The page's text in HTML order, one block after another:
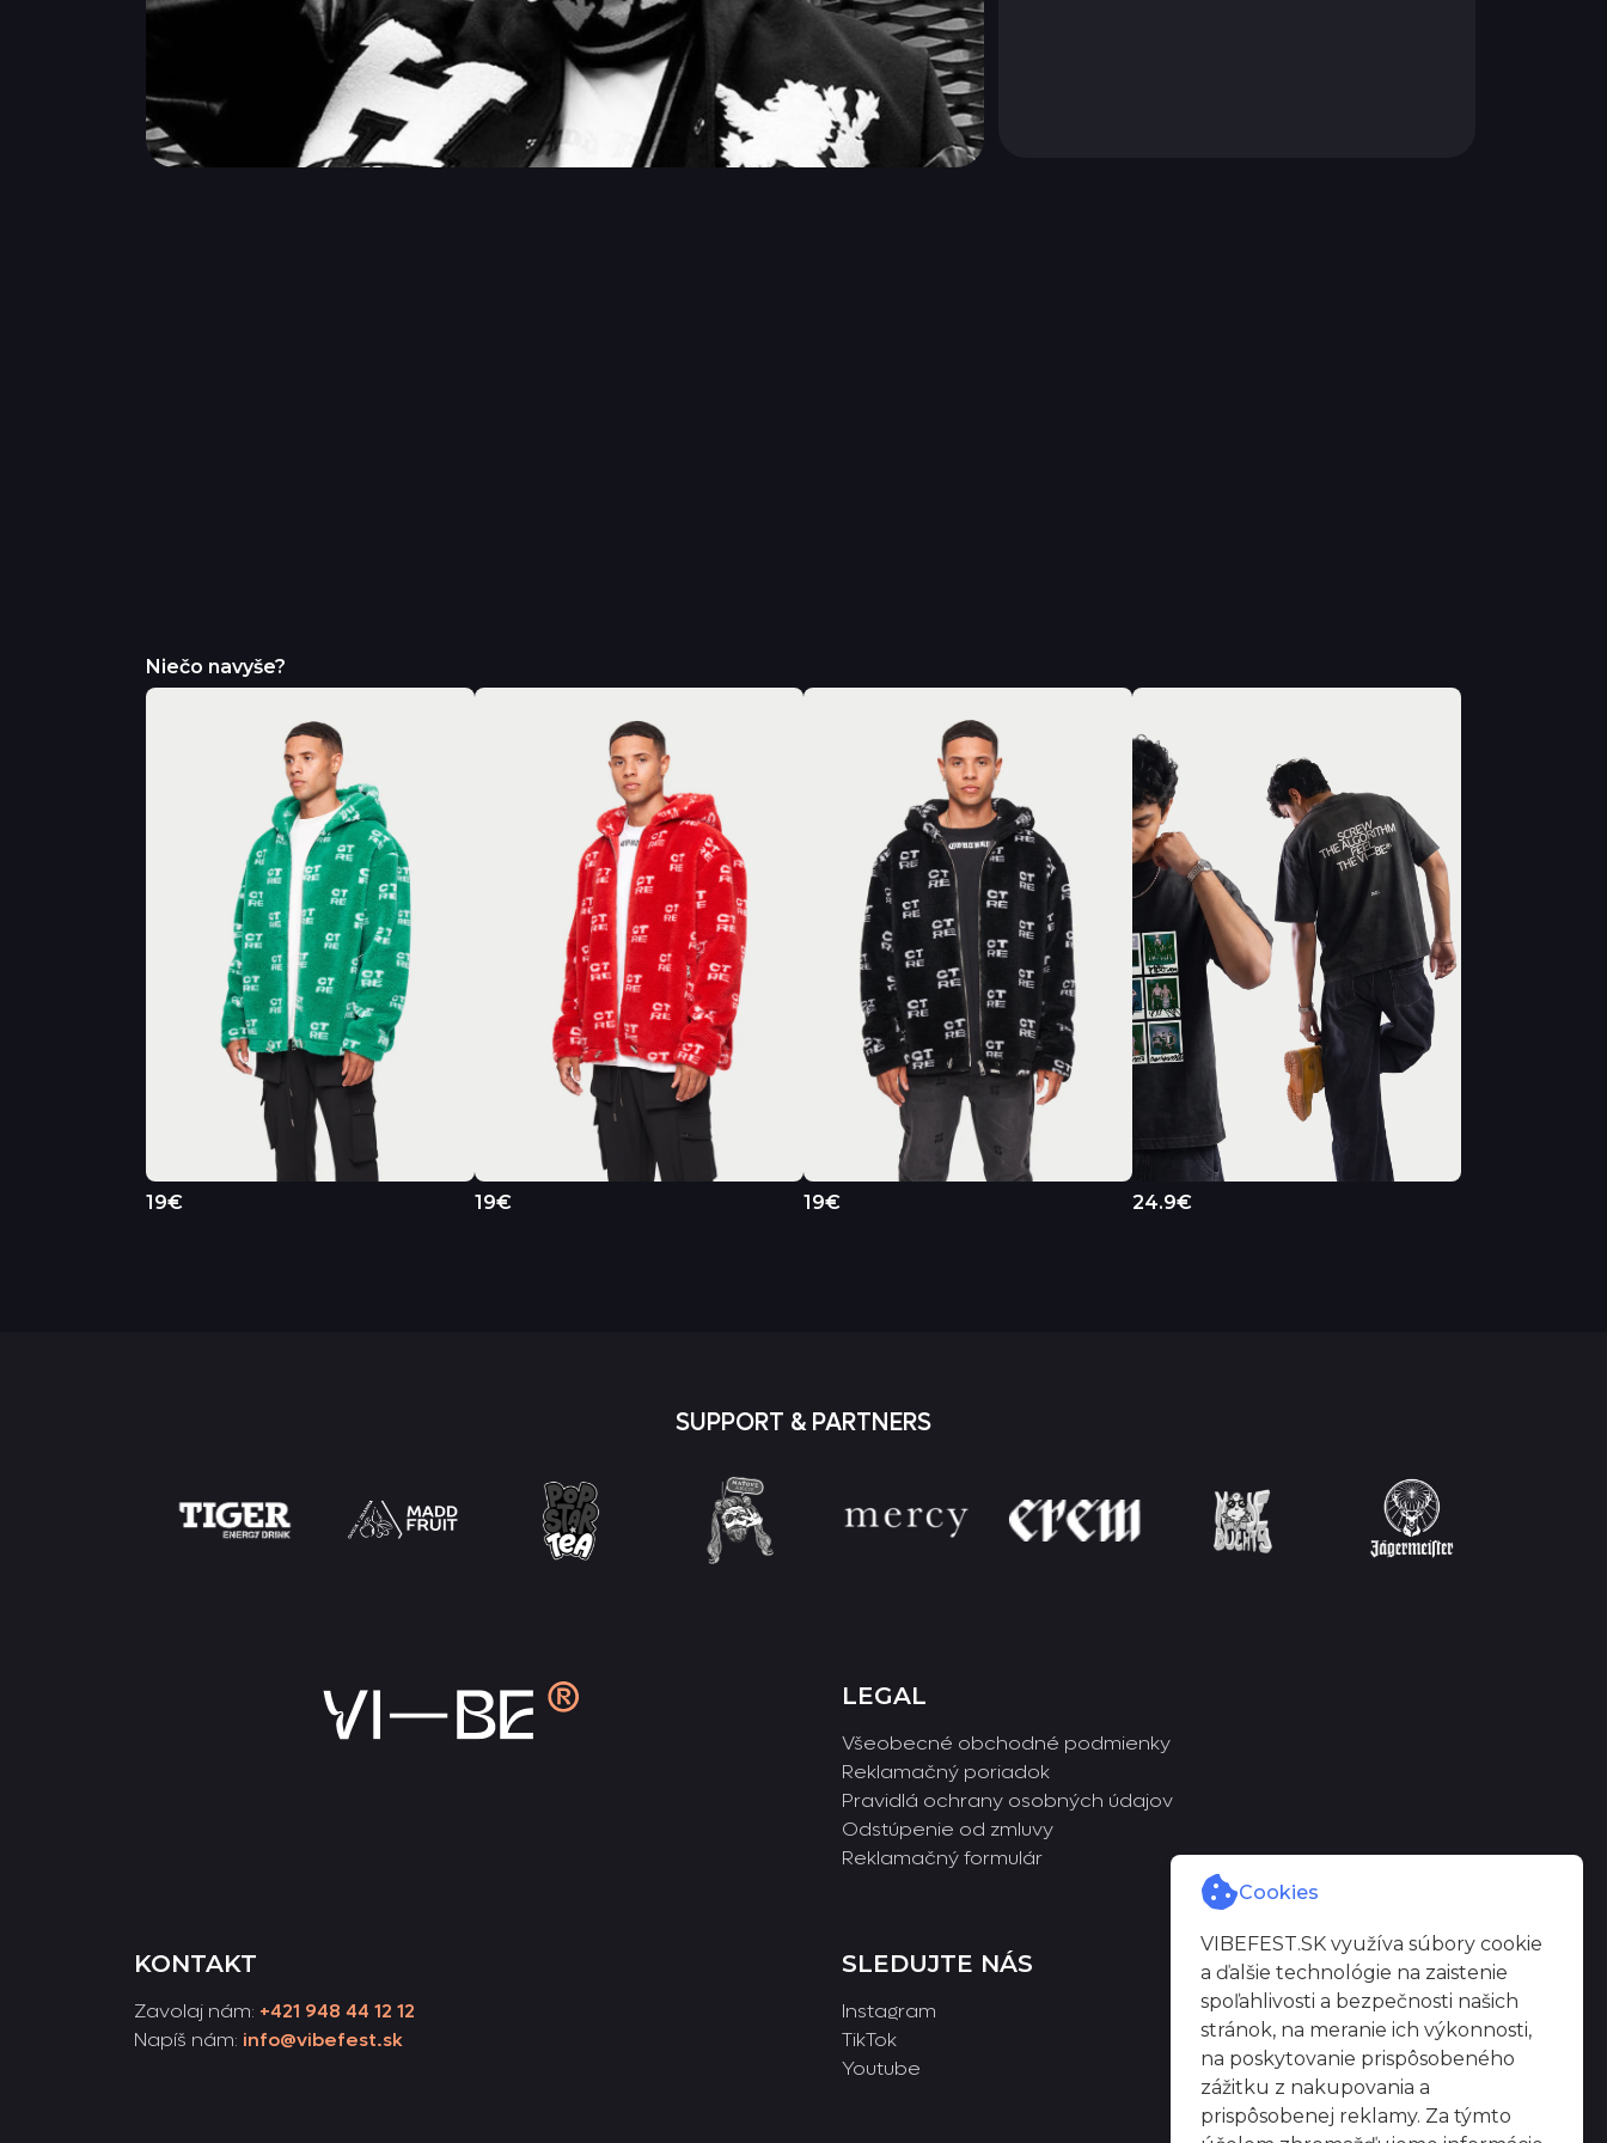
Niečo navyše?
19€ 19€ 19€ 24.9€
SUPPORT & PARTNERS
LEGAL
Všeobecné obchodné podmienky
Reklamačný poriadok
Pravidlá ochrany osobných údajov
Odstúpenie od zmluvy
Reklamačný formulár
KONTAKT
Zavolaj nám: +421 948 44 12 12
Napíš nám: info@vibefest.sk
SLEDUJTE NÁS
Instagram
TikTok
Youtube
Cookies
VIBEFEST.SK využíva súbory cookie
a ďalšie technológie na zaistenie
spoľahlivosti a bezpečnosti našich
stránok, na meranie ich výkonnosti,
na poskytovanie prispôsobeného
zážitku z nakupovania a
prispôsobenej reklamy. Za týmto